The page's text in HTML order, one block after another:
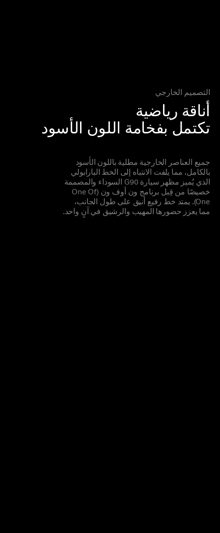
التصميم الخارجي
أناقة رياضية
تكتمل بفخامة اللون الأسود
جميع العناصر الخارجية مطلية باللون الأسود
بالكامل، مما يلفت الانتباه إلى الخط البارابولي
الذي يُميز مظهر سيارة G90 السوداء والمصممة
خصيصًا من قِبل برنامج ون أوف ون (One Of
One). يمتد خط رفيع أنيق على طول الجانب،
مما يعزز حضورها المهيب والرشيق في آنٍ واحد.